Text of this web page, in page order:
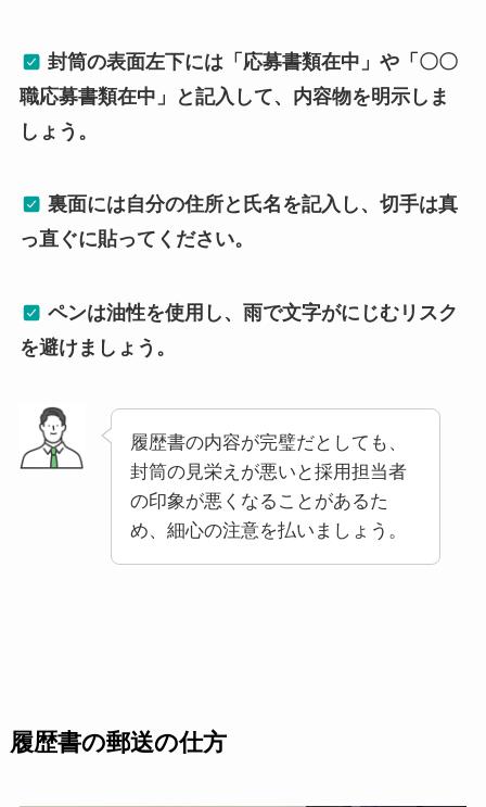
封筒の表面左下には「応募書類在中」や「〇〇
職応募書類在中」と記入して、内容物を明示しま
しょう。
裏面には自分の住所と氏名を記入し、切手は真
っ直ぐに貼ってください。
ペンは油性を使用し、雨で文字がにじむリスク
を避けましょう。
履歴書の内容が完璧だとしても、
封筒の見栄えが悪いと採用担当者
の印象が悪くなることがあるた
め、細心の注意を払いましょう。
履歴書の郵送の仕方